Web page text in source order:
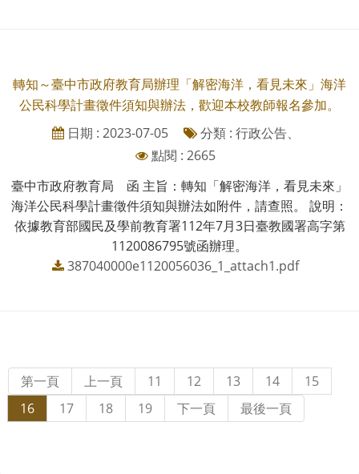
轉知～臺中市政府教育局辦理「解密海洋，看見未來」海洋
公民科學計畫徵件須知與辦法，歡迎本校教師報名參加。
日期 : 2023-07-05
分類 : 行政公告、
點閱 : 2665
臺中市政府教育局 函 主旨：轉知「解密海洋，看見未來」
海洋公民科學計畫徵件須知與辦法如附件，請查照。 說明：
依據教育部國民及學前教育署112年7月3日臺教國署高字第
1120086795號函辦理。
387040000e1120056036_1_attach1.pdf
第一頁 上一頁 11 12 13 14
15
16
17 18 19 下一頁 最後一頁